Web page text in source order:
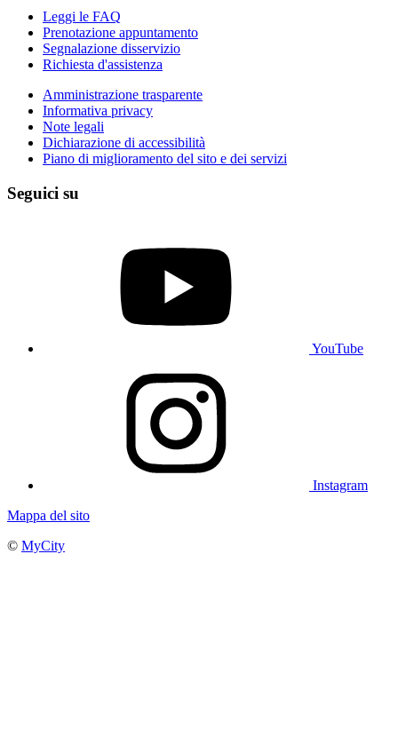
Leggi le FAQ
Prenotazione appuntamento
Segnalazione disservizio
Richiesta d'assistenza
Amministrazione trasparente
Informativa privacy
Note legali
Dichiarazione di accessibilità
Piano di miglioramento del sito e dei servizi
Seguici su
YouTube
Instagram
Mappa del sito
© MyCity